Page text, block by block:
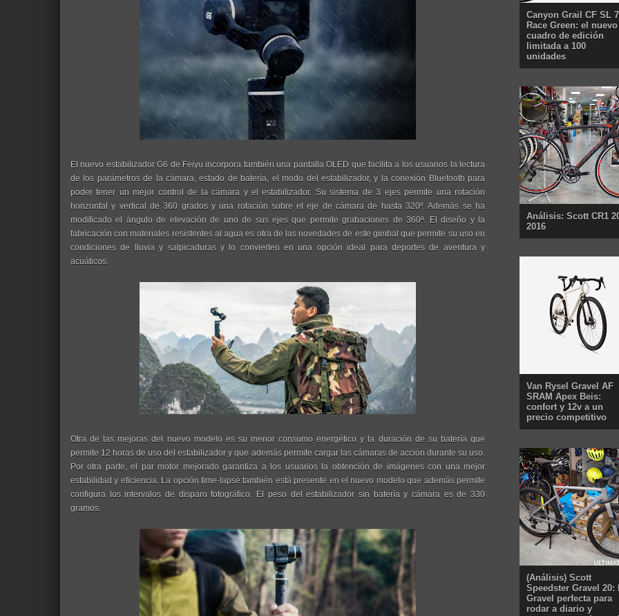
El nuevo estabilizador G6 de Feiyu incorpora también una pantalla OLED que facilita a los usuarios la lectura
de los parámetros de la cámara, estado de batería, el modo del estabilizador, y la conexión Bluetooth para
poder tener un mejor control de la cámara y el estabilizador. Su sistema de 3 ejes permite una rotación
horizontal y vertical de 360 grados y una rotación sobre el eje de cámara de hasta 320º. Además se ha
modificado el ángulo de elevación de uno de sus ejes que permite grabaciones de 360ª. El diseño y la
fabricación con materiales resistentes al agua es otra de las novedades de este gimbal que permite su uso en
condiciones de lluvia y salpicaduras y lo convierten en una opción ideal para deportes de aventura y
acuáticos.
Otra de las mejoras del nuevo modelo es su menor consumo energético y la duración de su batería que
permite 12 horas de uso del estabilizador y que además permite cargar las cámaras de acción durante su uso.
Por otra parte, el par motor mejorado garantiza a los usuarios la obtención de imágenes con una mejor
estabilidad y eficiencia. La opción time-lapse también está presente en el nuevo modelo que además permite
configura los intervalos de disparo fotográfico. El peso del estabilizador sin batería y cámara es de 330
gramos.
Canyon Grail CF SL 7
Race Green: el nuevo
cuadro de edición
limitada a 100
unidades
Análisis: Scott CR1
2016
Van Rysel Gravel AF
SRAM Apex Beis:
confort y 12v a un
precio competitivo
(Análisis) Scott
Speedster Gravel 20:
Gravel perfecta para
rodar a diario y